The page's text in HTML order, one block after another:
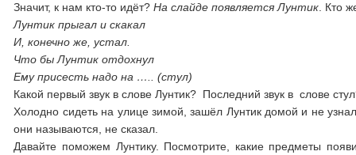
Значит, к нам кто-то идёт?На слайде появляется Лунтик . Кто
Лунтик прыгал и скакал
И, конечно же, устал.
Что бы Лунтик отдохнул
Ему присесть надо на ….. (стул)
Какой первый звук в слове Лунтик? Последний звук в слове
Холодно сидеть на улице зимой, зашёл Лунтик домой и не
они называются, не сказал.
Давайте поможем Лунтику. Посмотрите, какие предметы